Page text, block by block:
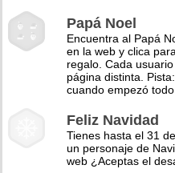
Papá Noel
Encuentra al Papá
en la web y clica
regalo. Cada
página distinta.
cuando empezó todo
Feliz Navidad
Tienes hasta el 31
un personaje de
web ¿Aceptas el